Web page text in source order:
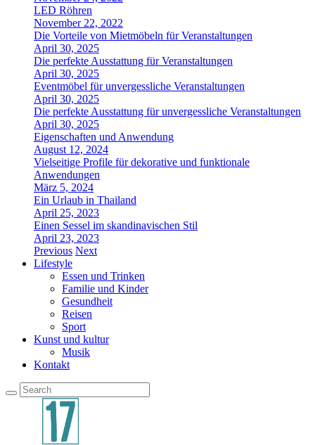
LED Röhren
November 22, 2022
Die Vorteile von Mietmöbeln für Veranstaltungen
April 30, 2025
Die perfekte Ausstattung für Veranstaltungen
April 30, 2025
Eventmöbel für unvergessliche Veranstaltungen
April 30, 2025
Die perfekte Ausstattung für unvergessliche Veranstaltungen
April 30, 2025
Eigenschaften und Anwendung
August 12, 2024
Vielseitige Profile für dekorative und funktionale
Anwendungen
März 5, 2024
Ein Urlaub in Thailand
April 25, 2023
Einen Sessel im skandinavischen Stil
April 23, 2023
Previous Next
Lifestyle
Essen und Trinken
Familie und Kinder
Gesundheit
Reisen
Sport
Kunst und kultur
Musik
Kontakt